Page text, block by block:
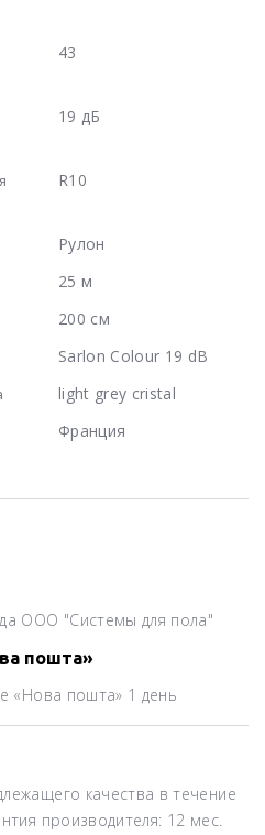
ООО "Системы для пола"
пошта»
«Нова пошта» 1 день
качества в течение
производителя: 12 мес.
43
19 дБ
R10
Рулон
25 м
200 см
Sarlon Colour 19 dB
light grey cristal
Франция